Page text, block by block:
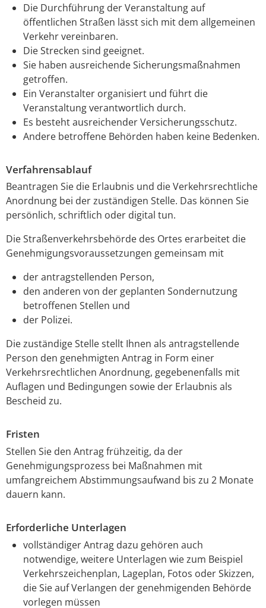
Die Durchführung der Veranstaltung auf
öffentlichen Straßen lässt sich mit dem allgemeinen
Verkehr vereinbaren.
Die Strecken sind geeignet.
Sie haben ausreichende Sicherungsmaßnahmen
getroffen.
Ein Veranstalter organisiert und führt die
Veranstaltung verantwortlich durch.
Es besteht ausreichender Versicherungsschutz.
Andere betroffene Behörden haben keine Bedenken.
Verfahrensablauf
Beantragen Sie die Erlaubnis und die Verkehrsrechtliche
Anordnung bei der zuständigen Stelle. Das können Sie
persönlich, schriftlich oder digital tun.
Die Straßenverkehrsbehörde des Ortes erarbeitet die
Genehmigungsvoraussetzungen gemeinsam mit
der antragstellenden Person,
den anderen von der geplanten Sondernutzung
betroffenen Stellen und
der Polizei.
Die zuständige Stelle stellt Ihnen als antragstellende
Person den genehmigten Antrag in Form einer
Verkehrsrechtlichen Anordnung, gegebenenfalls mit
Auflagen und Bedingungen sowie der Erlaubnis als
Bescheid zu.
Fristen
Stellen Sie den Antrag frühzeitig, da der
Genehmigungsprozess bei Maßnahmen mit
umfangreichem Abstimmungsaufwand bis zu 2 Monate
dauern kann.
Erforderliche Unterlagen
vollständiger Antrag dazu gehören auch
notwendige, weitere Unterlagen wie zum Beispiel
Verkehrszeichenplan, Lageplan, Fotos oder Skizzen,
die Sie auf Verlangen der genehmigenden Behörde
vorlegen müssen